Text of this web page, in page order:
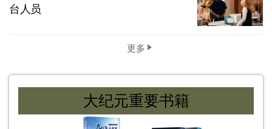
台人员
更多
大纪元重要书籍